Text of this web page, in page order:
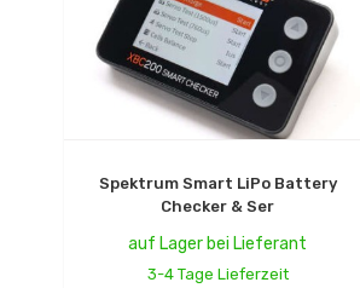
Spektrum Smart LiPo Battery
Checker & Ser
auf Lager bei Lieferant
3-4 Tage Lieferzeit